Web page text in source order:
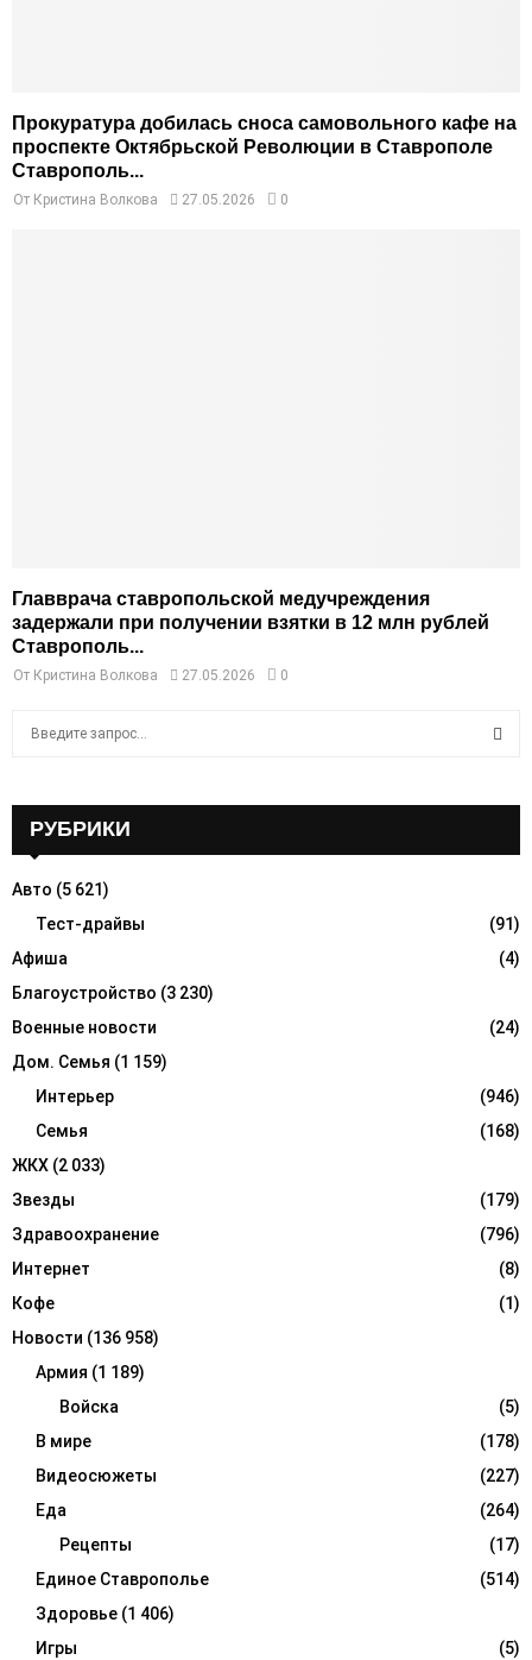
Прокуратура добилась сноса самовольного кафе на
проспекте Октябрьской Революции в Ставрополе
Ставрополь...
От Кристина Волкова 27.05.2026 0
Главврача ставропольской медучреждения
задержали при получении взятки в 12 млн рублей
Ставрополь...
От Кристина Волкова 27.05.2026 0
o
R
C
H
РУБРИКИ
Авто (5 621)
Тест-драйвы
(91)
Афиша
(4)
Благоустройство (3 230)
Военные новости
(24)
Дом. Семья (1 159)
Интерьер
(946)
Семья
(168)
ЖКХ (2 033)
Звезды
(179)
Здравоохранение
(796)
Интернет
(8)
Кофе
(1)
Новости (136 958)
Армия (1 189)
Войска
(5)
В мире
(178)
Видеосюжеты
(227)
Еда
(264)
Рецепты
(17)
Единое Ставрополье
(514)
Здоровье (1 406)
Игры
(5)